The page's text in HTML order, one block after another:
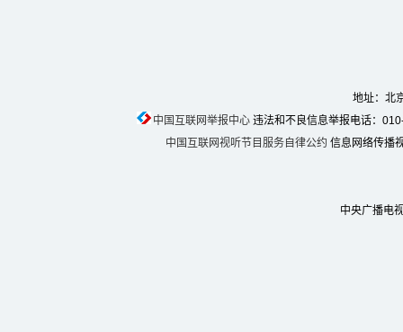
地址：北
中国互联网举报中心违法和不良信息举报电话：
中国互联网视听节目服务自律公约 信息网络传播
中央广播电